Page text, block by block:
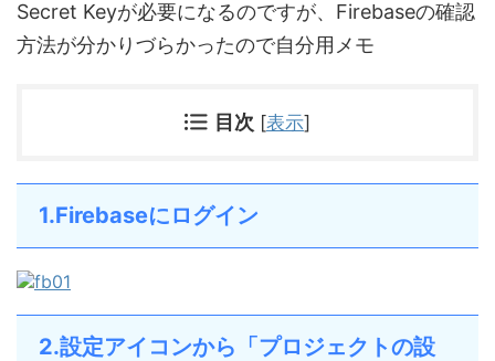
Secret Keyが必要になるのですが、Firebaseの確認
方法が分かりづらかったので自分用メモ
目次 [表示]
1.Firebaseにログイン
2.設定アイコンから「プロジェクトの設